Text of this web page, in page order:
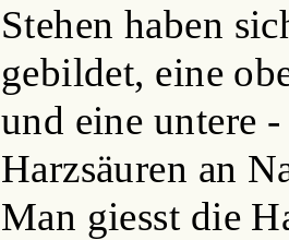
Stehen haben
gebildet, eine
und eine untere
Harzsäuren an
Man giesst die